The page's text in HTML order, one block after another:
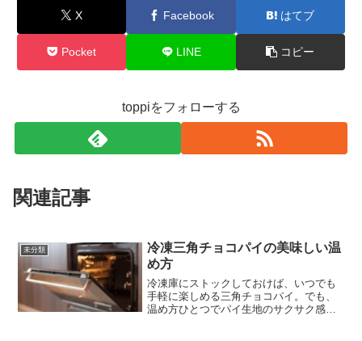
X Facebook はてブ
Pocket LINE コピー
toppiをフォローする
関連記事
未分類
冷凍三角チョコパイの美味しい温
め方
冷凍庫にストックしておけば、いつでも
手軽に楽しめる三角チョコパイ。でも、
温め方ひとつでパイ生地のサクサク感や